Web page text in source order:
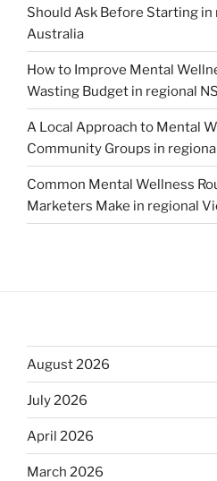
Should Ask Before Starting
Australia
How to Improve Mental
Wasting Budget in regional
A Local Approach to Mental
Community Groups in
Common Mental Wellness
Marketers Make in regional
August 2026
July 2026
April 2026
March 2026